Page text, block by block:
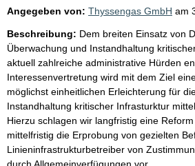
Angegeben von: Thyssengas GmbH am
Beschreibung: Dem breiten Einsatz von
Überwachung und Instandhaltung
aktuell zahlreiche administrative Hürden
Interessenvertretung wird mit dem Ziel
möglichst einheitlichen Erleichterung für
Instandhaltung kritischer Infrasturktur
Hierzu schlagen wir langfristig eine
mittelfristig die Erprobung von gezielten
Linieninfrastrukturbetreiber von
durch Allgemeinverfügungen vor.